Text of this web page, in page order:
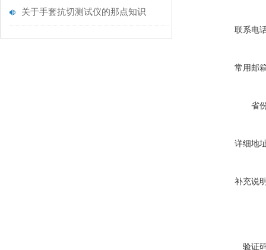
关于手套抗切测试仪的那点知识
联系电
常用邮
省
详细地
补充说
验证